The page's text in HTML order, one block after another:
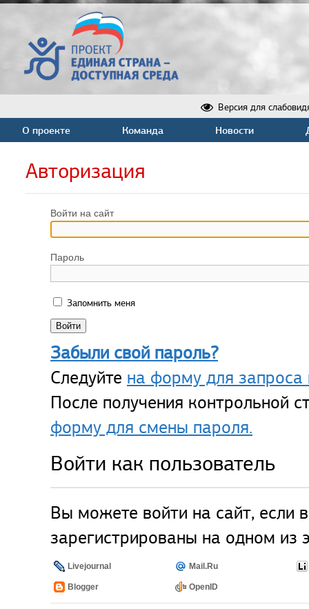
Версия для
О проекте Команда Новости
Авторизация
Войти на сайт
Пароль
Запомнить меня
Забыли свой пароль?
Следуйте на форму для запроса
После получения контрольной
форму для смены пароля.
Войти как пользователь
Вы можете войти на сайт, если
зарегистрированы на одном из
Livejournal Mail.Ru
Blogger OpenID